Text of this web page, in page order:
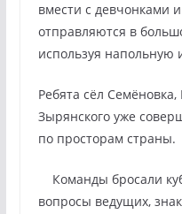
вмести с девчонками
отправляются в
используя напольную
Ребята сёл
Зырянского уже
по просторам страны.
Команды бросали
вопросы ведущих,